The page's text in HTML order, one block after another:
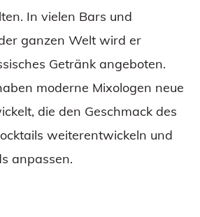
In vielen Bars und
ganzen Welt wird er
Getränk angeboten.
moderne Mixologen neue
die den Geschmack des
weiterentwickeln und
anpassen.